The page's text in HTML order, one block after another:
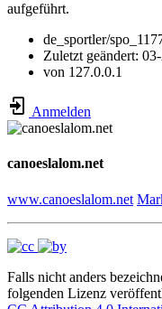
aufgeführt.
de_sportler/
Zuletzt geändert:
von 127.0.0.1
Anmelden
canoeslalom.net
www.canoeslalom.net
Falls nicht anders
folgenden Lizenz